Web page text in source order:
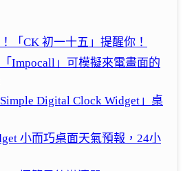
「CK 初一十五」提醒你！
Impocall」可模擬來電畫面的
Digital Clock Widget」桌
小而巧桌面天氣預報，24小